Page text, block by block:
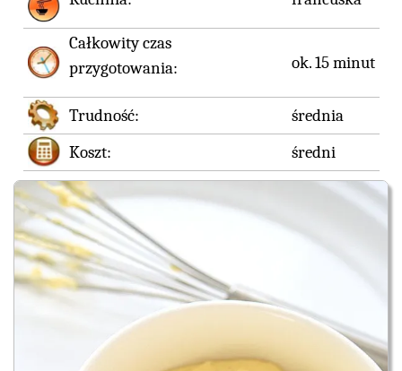
Całkowity czas
przygotowania:
ok. 15 minut
Trudność:
średnia
Koszt:
średni